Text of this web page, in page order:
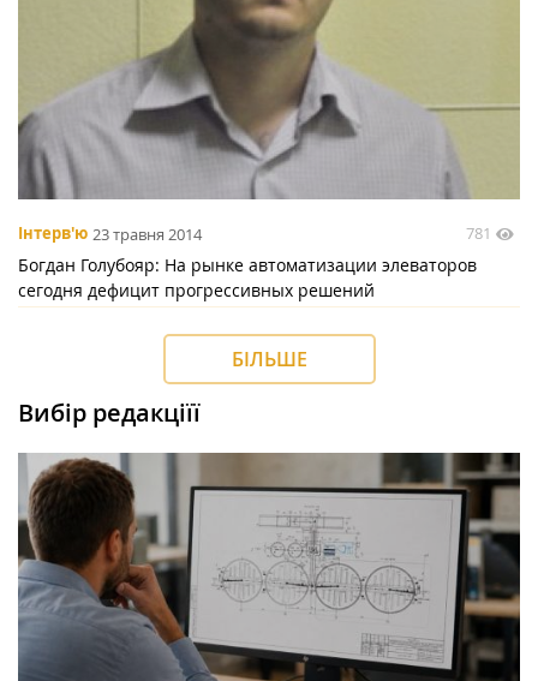
Інтерв'ю 23 травня 2014 781
Богдан Голубояр: На рынке автоматизации элеваторов
сегодня дефицит прогрессивных решений
БІЛЬШЕ
Вибір редакціїї